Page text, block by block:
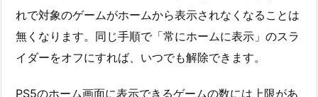
れで対象のゲームがホームから表示されなくなることは
無くなります。同じ手順で「常にホームに表示」のスラ
イダーをオフにすれば、いつでも解除できます。
PS5のホーム画面に表示できるゲームの数には上限があ